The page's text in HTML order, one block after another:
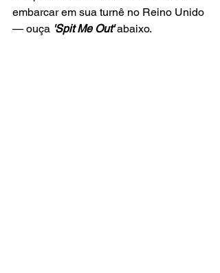
embarcar em sua turnê no Reino Unido
— ouça 'Spit Me Out' abaixo.